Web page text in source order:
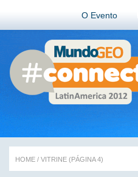
O Evento
HOME / VITRINE (PÁGINA 4)